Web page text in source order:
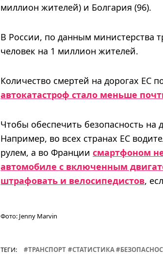
миллион жителей) и Болгария (96).
В России, по данным министерства
человек на 1 миллион жителей.
Количество смертей на дорогах ЕС
автокатастроф стало меньше
Чтобы обеспечить безопасность на
Например, во всех странах ЕС
рулем, а во Франции смартфоном
автомобиле с включенным
штрафовать и велосипедистов,
Фото: Jenny Marvin
ТЕГИ: ТРАНСПОРТ СТАТИСТИКА